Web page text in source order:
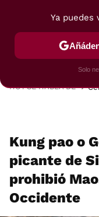
POSTRES VIAJES
HOY SE HABLA DE
Kung pao o
picante de
prohibió
Occidente
Ya puedes
Solo